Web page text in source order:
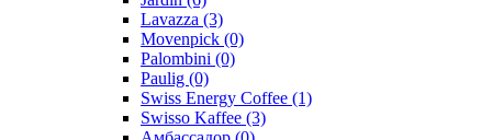
Lavazza (3)
Movenpick (0)
Palombini (0)
Paulig (0)
Swiss Energy Coffee (1)
Swisso Kaffee (3)